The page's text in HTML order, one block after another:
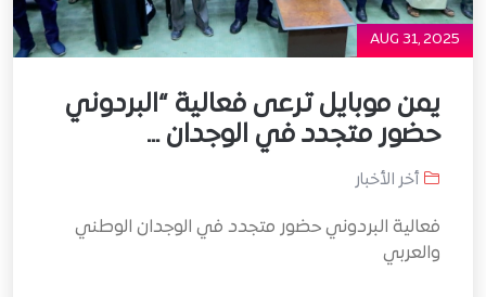
AUG 31, 2025
يمن موبايل ترعى فعالية “البردوني
حضور متجدد في الوجدان ...
أخر الأخبار
فعالية البردوني حضور متجدد في الوجدان الوطني
والعربي